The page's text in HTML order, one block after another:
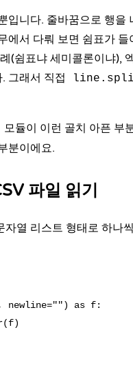
입니다. 줄바꿈으로 행을
에서 다뤄 보면 쉼표가
(쉼표냐 세미콜론이냐),
그래서 직접
모듈이 이런 골치 아픈 부
분이에요.
파일 읽기
자열 리스트 형태로 하나
newline="") as f: